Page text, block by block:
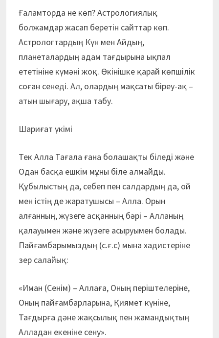
Ғаламторда не көп? Астрологиялық
болжамдар жасап беретін сайттар көп.
Астрологтардың Күн мен Айдың,
планеталардың адам тағдырына ықпал
ететініне күмәні жоқ. Өкінішке қарай көпшілік
соған сенеді. Ал, олардың мақсаты біреу-ақ –
атын шығару, ақша табу.
Шариғат үкімі
Тек Алла Тағала ғана болашақты біледі және
Одан басқа ешкім мұны біле алмайды.
Құбылыстың да, себеп пен салдардың да, ой
мен істің де жаратушысы – Алла. Орын
алғанның, жүзеге асқанның бәрі – Алланың
қалауымен және жүзеге асыруымен болады.
Пайғамбарымыздың (с.ғ.с) мына хадистеріне
зер салайық:
«Иман (Сенім) – Аллаға, Оның періштелеріне,
Оның пайғамбарларына, Қиямет күніне,
Тағдырға дәне жақсылық пен жамандықтың
Алладан екеніне сену».